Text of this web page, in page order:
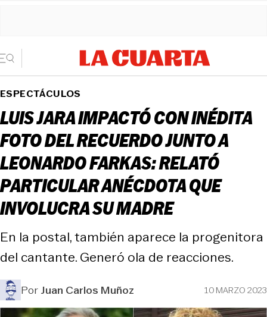
ESPECTÁCULOS
LUIS JARA IMPACTÓ CON INÉDITA
FOTO DEL RECUERDO JUNTO A
LEONARDO FARKAS: RELATÓ
PARTICULAR ANÉCDOTA QUE
INVOLUCRA SU MADRE
En la postal, también aparece la progenitora
del cantante. Generó ola de reacciones.
PorJuan Carlos Muñoz 10 MARZO 2023